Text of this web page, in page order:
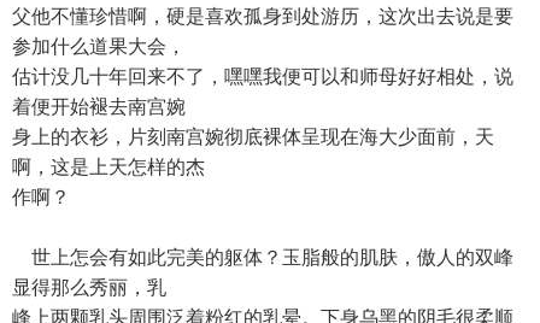
父他不懂珍惜啊，硬是喜欢孤身到处游历，这次出去说是要
参加什么道果大会，
估计没几十年回来不了，嘿嘿我便可以和师母好好相处，说
着便开始褪去南宫婉
身上的衣衫，片刻南宫婉彻底裸体呈现在海大少面前，天
啊，这是上天怎样的杰
作啊？
世上怎会有如此完美的躯体？玉脂般的肌肤，傲人的双峰
显得那么秀丽，乳
峰上两颗乳头周围泛着粉红的乳晕。下身乌黑的阴毛很柔顺